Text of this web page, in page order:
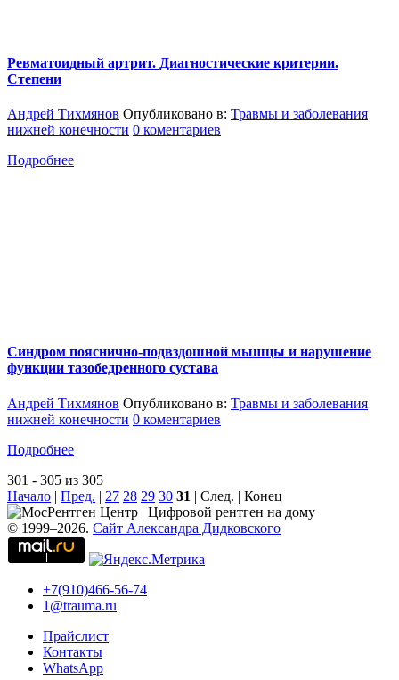
Ревматоидный артрит. Диагностические критерии.
Степени
Андрей Тихмянов Опубликовано в: Травмы и заболевания
нижней конечности 0 коментариев
Подробнее
Синдром пояснично-подвздошной мышцы и нарушение
функции тазобедренного сустава
Андрей Тихмянов Опубликовано в: Травмы и заболевания
нижней конечности 0 коментариев
Подробнее
301 - 305 из 305
Начало | Пред. | 27 28 29 30 31 | След. | Конец
© 1999–2026. Сайт Александра Дидковского
+7(910)466-56-74
1@trauma.ru
Прайслист
Контакты
WhatsApp